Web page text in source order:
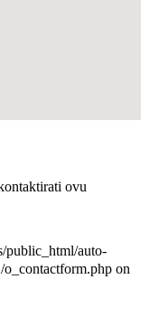
ovu
public_html/auto-
on